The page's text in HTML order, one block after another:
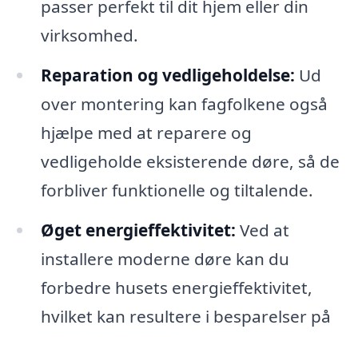
passer perfekt til dit hjem eller din
virksomhed.
Reparation og vedligeholdelse: Ud
over montering kan fagfolkene også
hjælpe med at reparere og
vedligeholde eksisterende døre, så de
forbliver funktionelle og tiltalende.
Øget energieffektivitet: Ved at
installere moderne døre kan du
forbedre husets energieffektivitet,
hvilket kan resultere i besparelser på